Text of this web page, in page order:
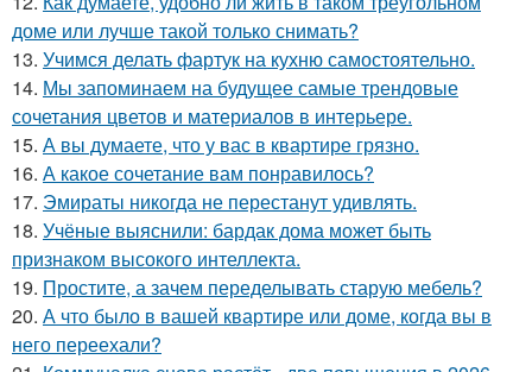
доме или лучше такой только снимать?
13. Учимся делать фартук на кухню самостоятельно.
14. Мы запоминаем на будущее самые трендовые
сочетания цветов и материалов в интерьере.
15. А вы думаете, что у вас в квартире грязно.
16. А какое сочетание вам понравилось?
17. Эмираты никогда не перестанут удивлять.
18. Учёные выяснили: бардак дома может быть
признаком высокого интеллекта.
19. Простите, а зачем переделывать старую мебель?
20. А что было в вашей квартире или доме, когда вы в
него переехали?